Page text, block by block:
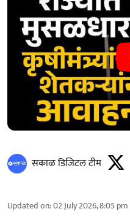
सकाळ डिजिटल टीम
Updated on:02 July 2026, 8:05 pm